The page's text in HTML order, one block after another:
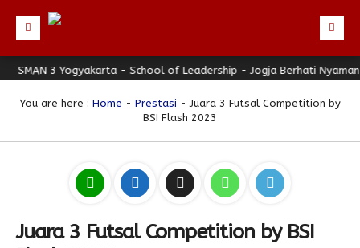
Beranda
Profil
3 Yogyakarta - School of Leadership - Jogja Berhati Nyaman
You are here : Home - Prestasi - Juara 3 Futsal Competition by
BSI Flash 2023
Juara 3 Futsal Competition by BSI